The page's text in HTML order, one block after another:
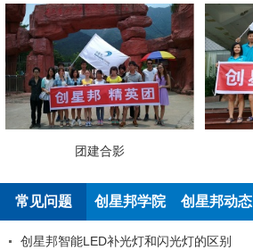
团建合影
常见问题 创星邦学院 创星邦动态
创星邦智能LED补光灯和闪光灯的区别